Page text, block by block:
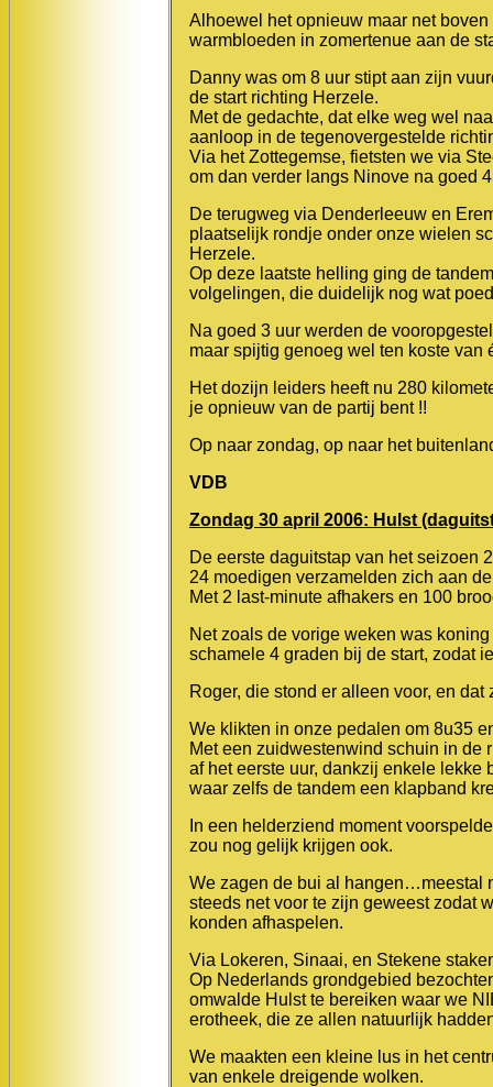
Alhoewel het opnieuw maar net
warmbloeden in zomertenue aan de
Danny was om 8 uur stipt aan zijn
de start richting Herzele.
Met de gedachte, dat elke weg wel
aanloop in de tegenovergestelde
Via het Zottegemse, fietsten we via
om dan verder langs Ninove na goed
De terugweg via Denderleeuw en
plaatselijk rondje onder onze wielen
Herzele.
Op deze laatste helling ging de
volgelingen, die duidelijk nog wat
Na goed 3 uur werden de
maar spijtig genoeg wel ten koste van
Het dozijn leiders heeft nu 280
je opnieuw van de partij bent !!
Op naar zondag, op naar het
VDB
Zondag 30 april 2006: Hulst
De eerste daguitstap van het seizoen
24 moedigen verzamelden zich aan
Met 2 last-minute afhakers en 100
Net zoals de vorige weken was
schamele 4 graden bij de start, zodat
Roger, die stond er alleen voor, en
We klikten in onze pedalen om 8u35
Met een zuidwestenwind schuin in de
af het eerste uur, dankzij enkele
waar zelfs de tandem een klapband
In een helderziend moment
zou nog gelijk krijgen ook.
We zagen de bui al hangen…meestal
steeds net voor te zijn geweest zodat
konden afhaspelen.
Via Lokeren, Sinaai, en Stekene
Op Nederlands grondgebied
omwalde Hulst te bereiken waar we
erotheek, die ze allen natuurlijk
We maakten een kleine lus in het
van enkele dreigende wolken.